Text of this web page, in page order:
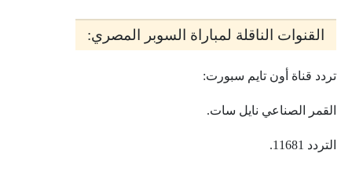
القنوات الناقلة لمباراة السوبر المصري:
تردد قناة أون تايم سبورت:
القمر الصناعي نايل سات.
التردد 11681.